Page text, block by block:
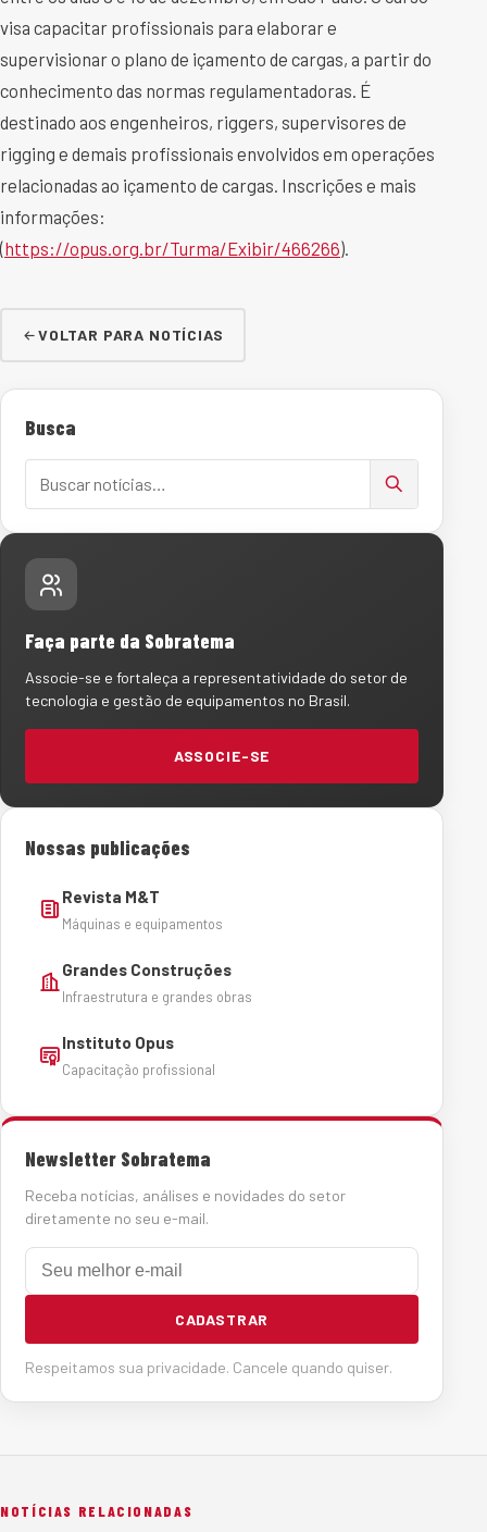
visa capacitar profissionais para elaborar e
supervisionar o plano de içamento de cargas, a partir do
conhecimento das normas regulamentadoras. É
destinado aos engenheiros, riggers, supervisores de
rigging e demais profissionais envolvidos em operações
relacionadas ao içamento de cargas. Inscrições e mais
informações:
(https://opus.org.br/Turma/Exibir/466266).
VOLTAR PARA NOTÍCIAS
Busca
Faça parte da Sobratema
Associe-se e fortaleça a representatividade do setor de
tecnologia e gestão de equipamentos no Brasil.
ASSOCIE-SE
Nossas publicações
Revista M&T
Máquinas e equipamentos
Grandes Construções
Infraestrutura e grandes obras
Instituto Opus
Capacitação profissional
Newsletter Sobratema
Receba notícias, análises e novidades do setor
diretamente no seu e-mail.
E-mail
CADASTRAR
Respeitamos sua privacidade. Cancele quando quiser.
NOTÍCIAS RELACIONADAS